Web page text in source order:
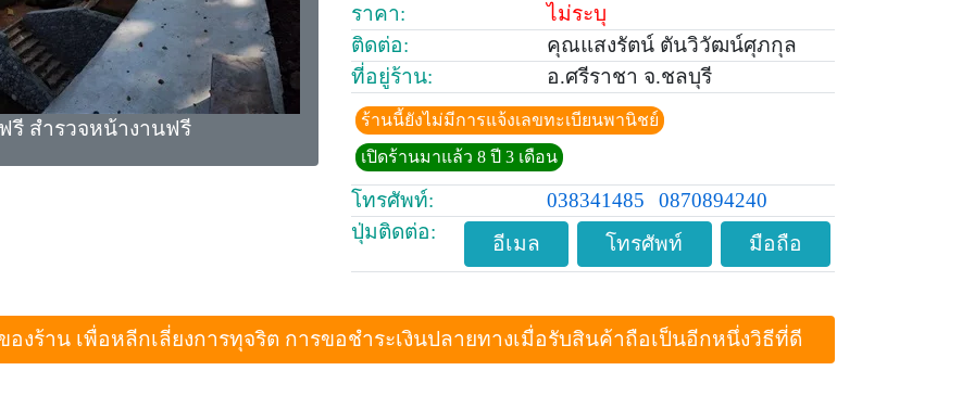
รี สำรวจหน้างานฟรี
ราคา:
ไม่ระบุ
ติดต่อ:
คุณแสงรัตน์ ตันวิวัฒน์ศุภกุล
ที่อยู่ร้าน:
อ.ศรีราชา จ.ชลบุรี
ร้านนี้ยังไม่มีการแจ้งเลขทะเบียนพานิชย์
เปิดร้านมาแล้ว 8 ปี 3 เดือน
โทรศัพท์: 038341485
0870894240
ปุ่มติดต่อ:
อีเมล โทรศัพท์ มือถือ
งร้าน เพื่อหลีกเลี่ยงการทุจริต การขอชำระเงินปลายทางเมื่อรับสินค้าถือเป็นอีกหนึ่งวิธีที่ดี